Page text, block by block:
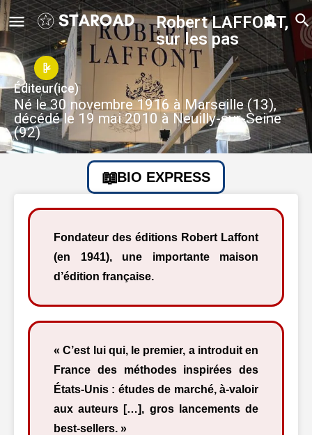
Robert LAFFONT,
sur les pas
Éditeur(ice)
Né le 30 novembre 1916 à Marseille (13),
décédé le 19 mai 2010 à Neuilly-sur-Seine
(92)
BIO EXPRESS
Fondateur des éditions Robert Laffont
(en 1941), une importante maison
d’édition française.
« C’est lui qui, le premier, a introduit en
France des méthodes inspirées des
États-Unis : études de marché, à-valoir
aux auteurs […], gros lancements de
best-sellers. »